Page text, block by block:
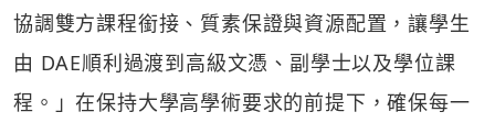
協調雙方課程銜接、質素保證與資源配置，讓學生
由 DAE順利過渡到高級文憑、副學士以及學位課
程。」在保持大學高學術要求的前提下，確保每一